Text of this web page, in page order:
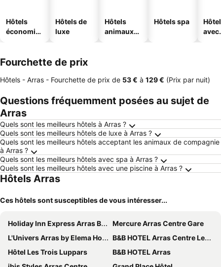
Hôtels
économiq
Hôtels de
luxe
Hôtels
animaux
Hôtels spa
avec
Fourchette de prix
Hôtels - Arras - Fourchette de prix de ‎53 € à ‎129 € (Prix par nuit)
Questions fréquemment posées au sujet de
Arras
Quels sont les meilleurs hôtels à Arras ?
Quels sont les meilleurs hôtels de luxe à Arras ?
Quels sont les meilleurs hôtels acceptant les animaux de compagnie
à Arras ?
Quels sont les meilleurs hôtels avec spa à Arras ?
Quels sont les meilleurs hôtels avec une piscine à Arras ?
Hôtels Arras
Ces hôtels sont susceptibles de vous intéresser...
Holiday Inn Express Arras By Ihg
Mercure Arras Centre Gare
L'Univers Arras by Elema Hotels ex Hôtel de l'Univers Arras
B&B HOTEL Arras Centre Les Places
Hôtel Les Trois Luppars
B&B HOTEL Arras